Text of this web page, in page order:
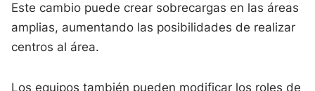
Este cambio puede crear sobrecargas en las áreas
amplias, aumentando las posibilidades de realizar
centros al área.
Los equipos también pueden modificar los roles de